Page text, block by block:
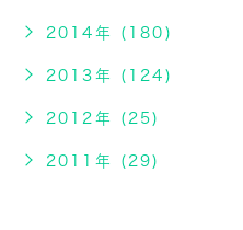
2014年 (180)
2013年 (124)
2012年 (25)
2011年 (29)